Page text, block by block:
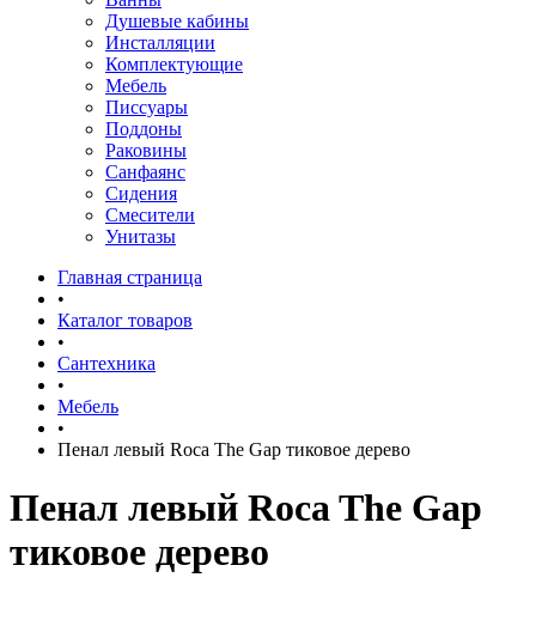
Душевые кабины
Инсталляции
Комплектующие
Мебель
Писсуары
Поддоны
Раковины
Санфаянс
Сидения
Смесители
Унитазы
Главная страница
•
Каталог товаров
•
Сантехника
•
Мебель
•
Пенал левый Roca The Gap тиковое дерево
Пенал левый Roca The Gap
тиковое дерево